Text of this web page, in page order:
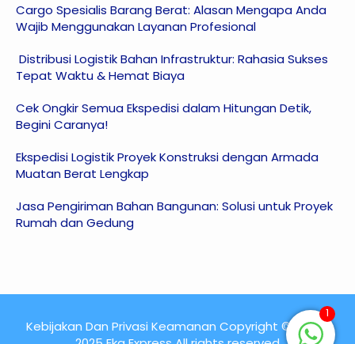
Cargo Spesialis Barang Berat: Alasan Mengapa Anda
Wajib Menggunakan Layanan Profesional
Distribusi Logistik Bahan Infrastruktur: Rahasia Sukses
Tepat Waktu & Hemat Biaya
Cek Ongkir Semua Ekspedisi dalam Hitungan Detik,
Begini Caranya!
Ekspedisi Logistik Proyek Konstruksi dengan Armada
Muatan Berat Lengkap
Jasa Pengiriman Bahan Bangunan: Solusi untuk Proyek
Rumah dan Gedung
Kebijakan Dan Privasi Keamanan Copyright © 2015 -
1